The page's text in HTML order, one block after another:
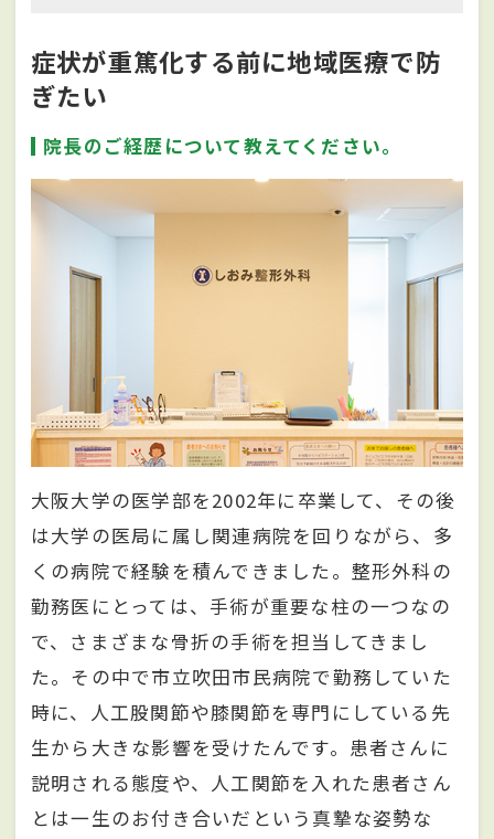
症状が重篤化する前に地域医療で防
ぎたい
院長のご経歴について教えてください。
大阪大学の医学部を2002年に卒業して、その後
は大学の医局に属し関連病院を回りながら、多
くの病院で経験を積んできました。整形外科の
勤務医にとっては、手術が重要な柱の一つなの
で、さまざまな骨折の手術を担当してきまし
た。その中で市立吹田市民病院で勤務していた
時に、人工股関節や膝関節を専門にしている先
生から大きな影響を受けたんです。患者さんに
説明される態度や、人工関節を入れた患者さん
とは一生のお付き合いだという真摯な姿勢な